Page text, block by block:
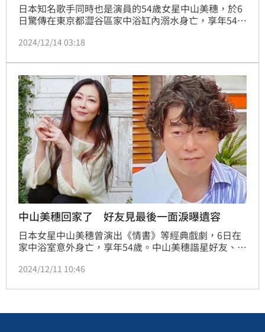
日本知名歌手同時也是演員的54歲女星中山美穗，於6
日驚傳在東京都澀谷區家中浴缸內溺水身亡，享年54
入浴時發生意外。不過，針對解剖程序與遺體處理時
身利益」。
2024/12/14 03:18
中山美穗回家了 好友見最後一面淚曝遺容
日本女星中山美穗曾演出《情書》等經典戲劇，6日在
家中浴室意外身亡，享年54歲。中山美穗諧星好友、搞
（10）日在部落格發文向她道別，也悲痛分享見到對方
2024/12/11 10:46